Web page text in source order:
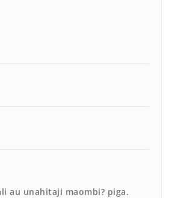
au unahitaji maombi? piga.